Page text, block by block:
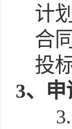
计
合
投
3、申